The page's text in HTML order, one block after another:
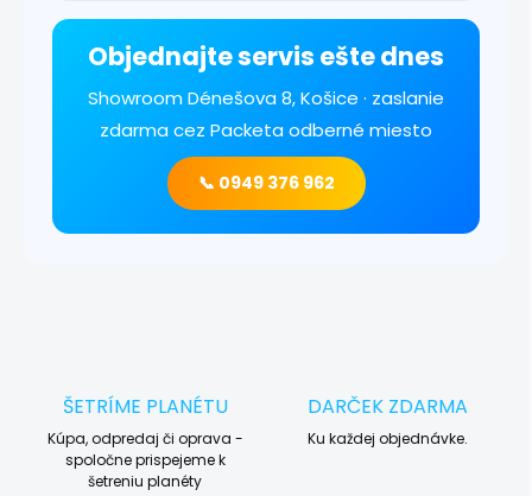
Objednajte servis ešte dnes
Showroom Dénešova 8, Košice · zaslanie
zdarma cez Packeta odberné miesto
📞 0949 376 962
ŠETRÍME PLANÉTU
Kúpa, odpredaj či oprava -
spoločne prispejeme k
šetreniu planéty
DARČEK ZDARMA
Ku každej objednávke.